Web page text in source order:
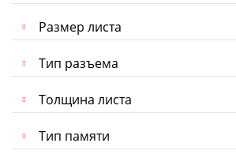
Размер листа
Тип разъема
Толщина листа
Тип памяти